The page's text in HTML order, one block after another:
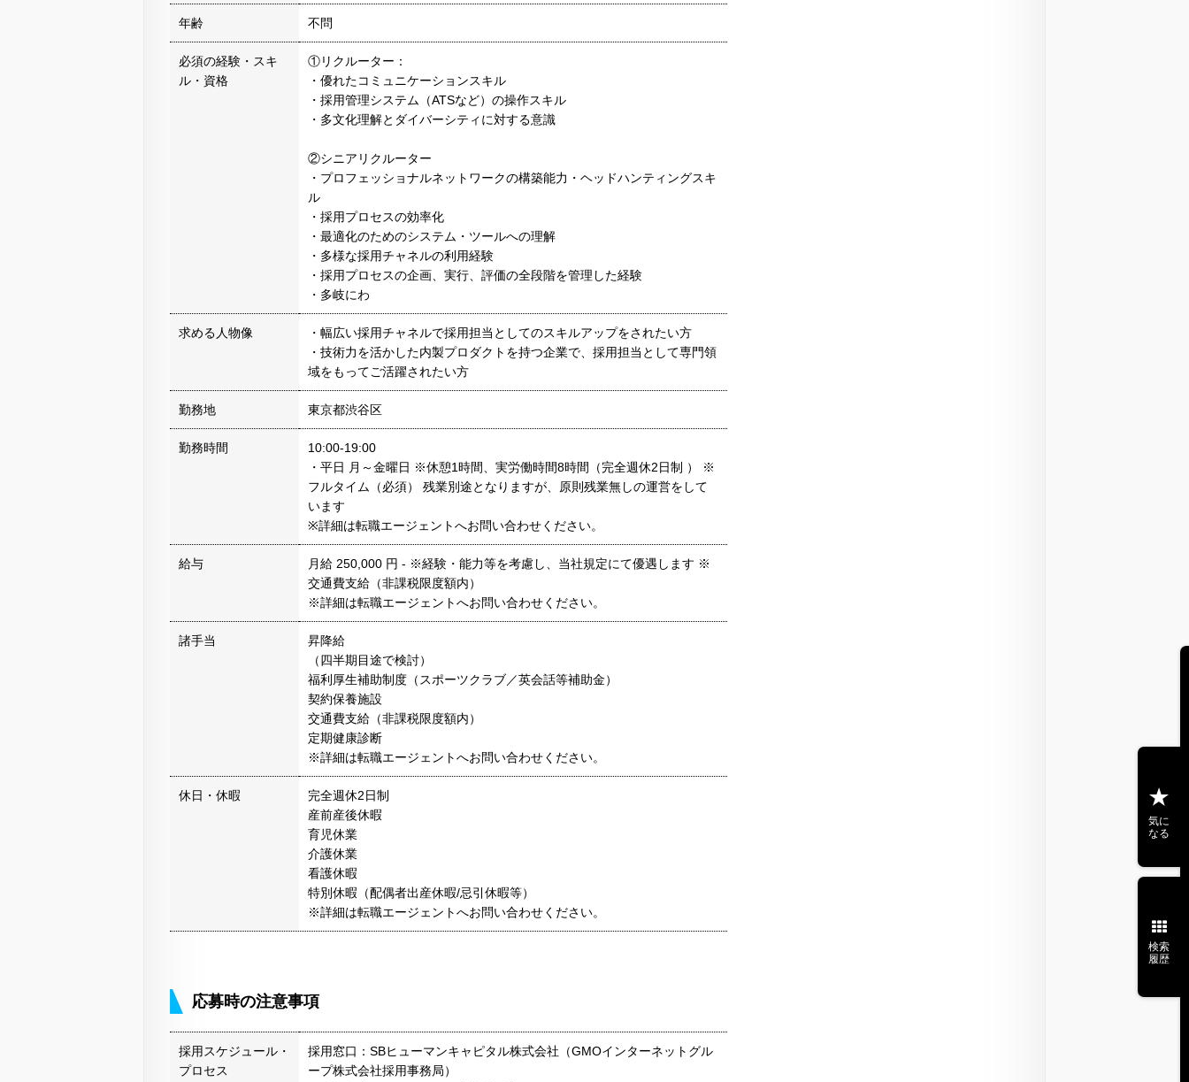
年齢 不問
必須の経験・スキ
ル・資格
①リクルーター：
・優れたコミュニケーションスキル
・採用管理システム（ATSなど）の操作スキル
・多文化理解とダイバーシティに対する意識
②シニアリクルーター
・プロフェッショナルネットワークの構築能力・ヘッドハンティングスキ
ル
・採用プロセスの効率化
・最適化のためのシステム・ツールへの理解
・多様な採用チャネルの利用経験
・採用プロセスの企画、実行、評価の全段階を管理した経験
・多岐にわ
求める人物像
・幅広い採用チャネルで採用担当としてのスキルアップをされたい方
・技術力を活かした内製プロダクトを持つ企業で、採用担当として専門領
域をもってご活躍されたい方
勤務地 東京都渋谷区
勤務時間
10:00-19:00
・平日 月～金曜日 ※休憩1時間、実労働時間8時間（完全週休2日制 ） ※
フルタイム（必須） 残業別途となりますが、原則残業無しの運営をして
います
※詳細は転職エージェントへお問い合わせください。
給与
月給 250,000 円 - ※経験・能力等を考慮し、当社規定にて優遇します ※
交通費支給（非課税限度額内）
※詳細は転職エージェントへお問い合わせください。
諸手当
昇降給
（四半期目途で検討）
福利厚生補助制度（スポーツクラブ／英会話等補助金）
契約保養施設
交通費支給（非課税限度額内）
定期健康診断
※詳細は転職エージェントへお問い合わせください。
休日・休暇
完全週休2日制
産前産後休暇
育児休業
介護休業
看護休暇
特別休暇（配偶者出産休暇/忌引休暇等）
※詳細は転職エージェントへお問い合わせください。
応募時の注意事項
採用スケジュール・
プロセス
採用窓口：SBヒューマンキャピタル株式会社（GMOインターネットグル
ープ株式会社採用事務局）
気に
なる
検索
履歴